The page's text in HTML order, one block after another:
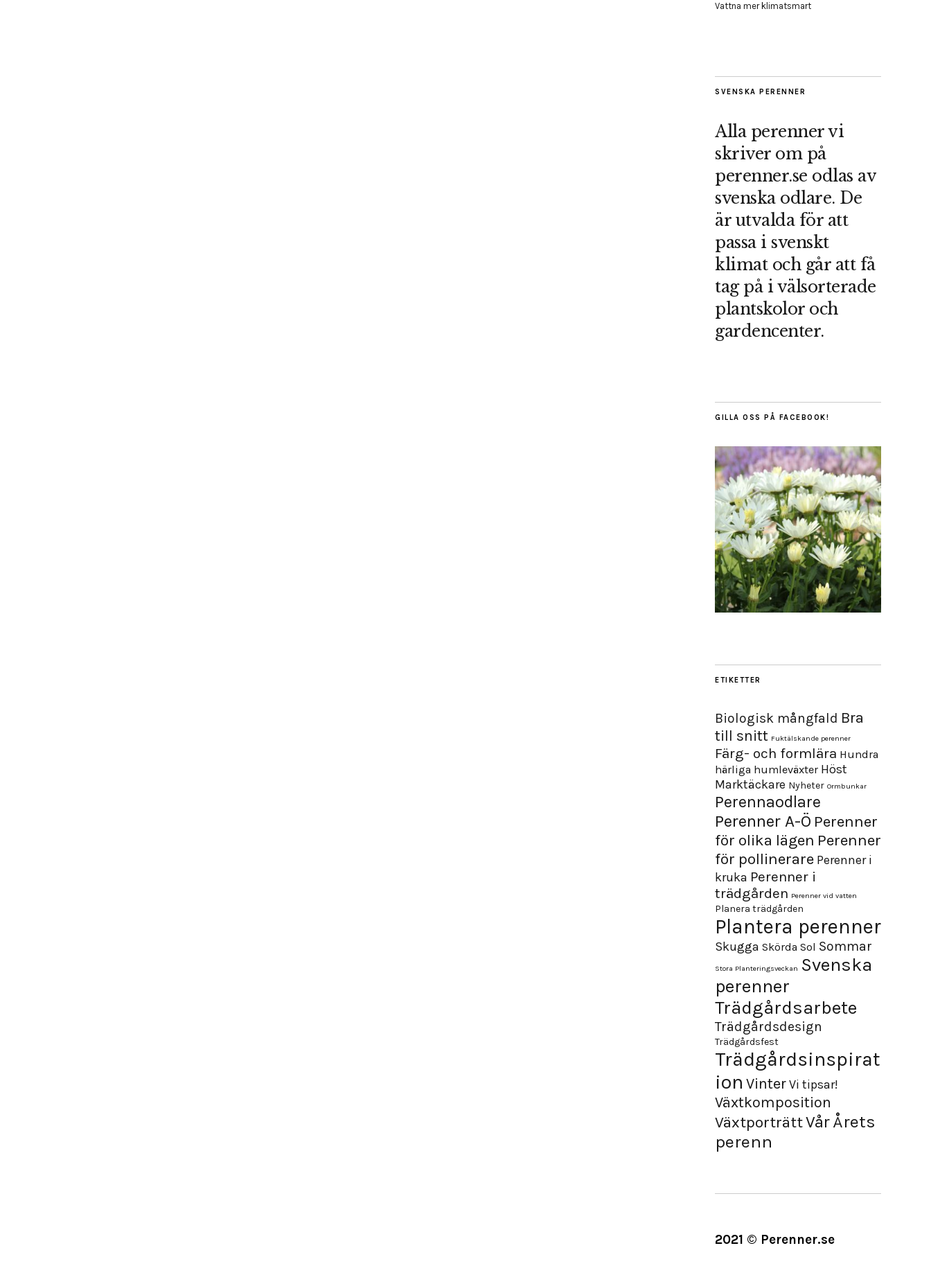
Vattna mer klimatsmart
SVENSKA PERENNER
Alla perenner vi
skriver om på
perenner.se odlas av
svenska odlare. De
är utvalda för att
passa i svenskt
klimat och går att få
tag på i välsorterade
plantskolor och
gardencenter.
GILLA OSS PÅ FACEBOOK!
ETIKETTER
Biologisk mångfald Bra
till snitt Fuktälskande perenner
Färg- och formlära Hundra
härliga humleväxter Höst
Marktäckare Nyheter Ormbunkar
Perennaodlare
Perenner A-Ö Perenner
för olika lägen Perenner
för pollinerare Perenner i
kruka Perenner i
trädgården Perenner vid vatten
Planera trädgården
Plantera perenner
Skugga Skörda Sol Sommar
Stora Planteringsveckan Svenska
perenner
Trädgårdsarbete
Trädgårdsdesign
Trädgårdsfest
Trädgårdsinspirat
ion VinterVi tipsar!
Växtkomposition
VäxtporträttVårÅrets
perenn
2021 © Perenner.se